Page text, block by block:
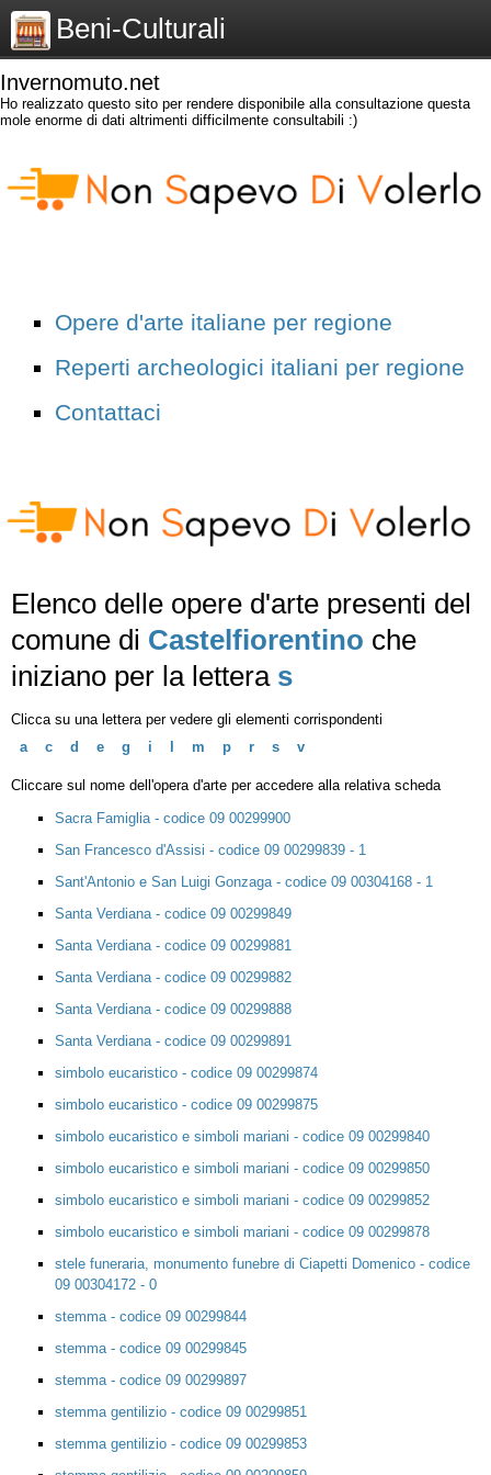
Beni-Culturali
Invernomuto.net
Ho realizzato questo sito per rendere disponibile alla consultazione questa
mole enorme di dati altrimenti difficilmente consultabili :)
Opere d'arte italiane per regione
Reperti archeologici italiani per regione
Contattaci
Elenco delle opere d'arte presenti del
comune di Castelfiorentino che
iniziano per la lettera s
Clicca su una lettera per vedere gli elementi corrispondenti
a
c d e g i m p r s v
Cliccare sul nome dell'opera d'arte per accedere alla relativa scheda
Sacra Famiglia - codice 09 00299900
San Francesco d'Assisi - codice 09 00299839 - 1
Sant'Antonio e San Luigi Gonzaga - codice 09 00304168 - 1
Santa Verdiana - codice 09 00299849
Santa Verdiana - codice 09 00299881
Santa Verdiana - codice 09 00299882
Santa Verdiana - codice 09 00299888
Santa Verdiana - codice 09 00299891
simbolo eucaristico - codice 09 00299874
simbolo eucaristico - codice 09 00299875
simbolo eucaristico e simboli mariani - codice 09 00299840
simbolo eucaristico e simboli mariani - codice 09 00299850
simbolo eucaristico e simboli mariani - codice 09 00299852
simbolo eucaristico e simboli mariani - codice 09 00299878
stele funeraria, monumento funebre di Ciapetti Domenico - codice
09 00304172 - 0
stemma - codice 09 00299844
stemma - codice 09 00299845
stemma - codice 09 00299897
stemma gentilizio - codice 09 00299851
stemma gentilizio - codice 09 00299853